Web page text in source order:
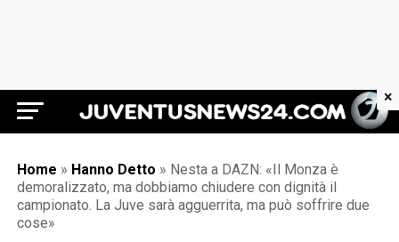
Juventus News 24
Home » Hanno Detto » Nesta a DAZN: «Il Monza è
demoralizzato, ma dobbiamo chiudere con dignità il
campionato. La Juve sarà agguerrita, ma può soffrire due
cose»
×